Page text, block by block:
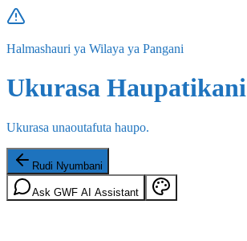
Halmashauri ya Wilaya ya Pangani
Ukurasa Haupatikani
Ukurasa unaoutafuta haupo.
Rudi Nyumbani
Ask GWF AI Assistant